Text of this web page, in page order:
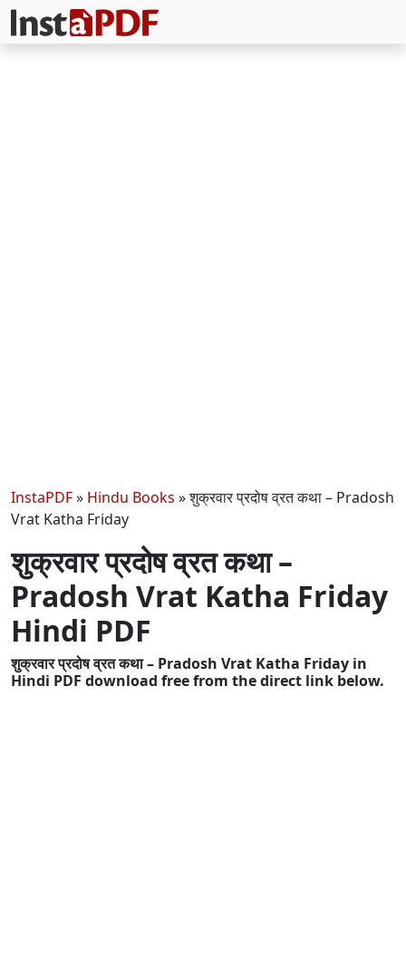
InstaPDF» Hindu Books »शुक्रवार प्रदोष व्रत कथा – Pradosh
Vrat Katha Friday
शुक्रवार प्रदोष व्रत कथा –
Pradosh Vrat Katha Friday
Hindi PDF
शुक्रवार प्रदोष व्रत कथा – Pradosh Vrat Katha Friday in
Hindi PDF download free from the direct link below.